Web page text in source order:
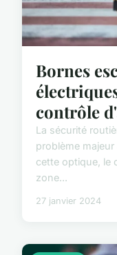
Bornes
contrôle
La sécurité
problème
cette optique, le
zone...
27 janvier 2024